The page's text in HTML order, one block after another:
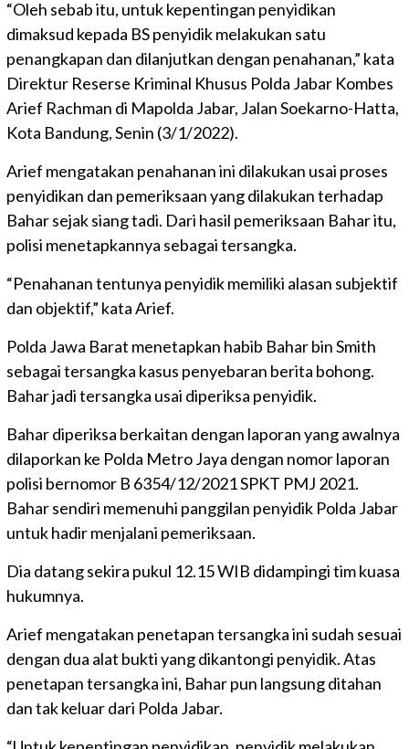
“Oleh sebab itu, untuk kepentingan penyidikan
dimaksud kepada BS penyidik melakukan satu
penangkapan dan dilanjutkan dengan penahanan,” kata
Direktur Reserse Kriminal Khusus Polda Jabar Kombes
Arief Rachman di Mapolda Jabar, Jalan Soekarno-Hatta,
Kota Bandung, Senin (3/1/2022).
Arief mengatakan penahanan ini dilakukan usai proses
penyidikan dan pemeriksaan yang dilakukan terhadap
Bahar sejak siang tadi. Dari hasil pemeriksaan Bahar itu,
polisi menetapkannya sebagai tersangka.
“Penahanan tentunya penyidik memiliki alasan subjektif
dan objektif,” kata Arief.
Polda Jawa Barat menetapkan habib Bahar bin Smith
sebagai tersangka kasus penyebaran berita bohong.
Bahar jadi tersangka usai diperiksa penyidik.
Bahar diperiksa berkaitan dengan laporan yang awalnya
dilaporkan ke Polda Metro Jaya dengan nomor laporan
polisi bernomor B 6354/12/2021 SPKT PMJ 2021.
Bahar sendiri memenuhi panggilan penyidik Polda Jabar
untuk hadir menjalani pemeriksaan.
Dia datang sekira pukul 12.15 WIB didampingi tim kuasa
hukumnya.
Arief mengatakan penetapan tersangka ini sudah sesuai
dengan dua alat bukti yang dikantongi penyidik. Atas
penetapan tersangka ini, Bahar pun langsung ditahan
dan tak keluar dari Polda Jabar.